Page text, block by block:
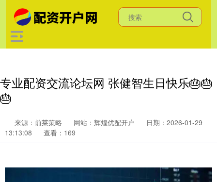
专业配资交流论坛网 张健智生日快乐🎂🎂
🎂
来源：前莱策略 网站：辉煌优配开户
日期：2026-01-29
13:13:08
查看：169